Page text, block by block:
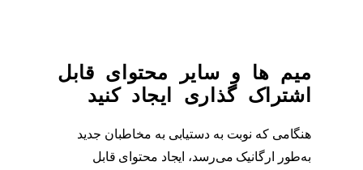
میم ها و سایر محتوای قابل
اشتراک گذاری ایجاد کنید
هنگامی که نوبت به دستیابی به مخاطبان جدید
به‌طور ارگانیک می‌رسد، ایجاد محتوای قابل